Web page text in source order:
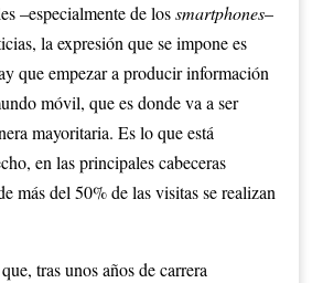
–especialmente de lossmartphones–
la expresión que se impone es
que empezar a producir información
móvil, que es donde va a ser
mayoritaria. Es lo que está
en las principales cabeceras
más del 50% de las visitas se realizan
tras unos años de carrera